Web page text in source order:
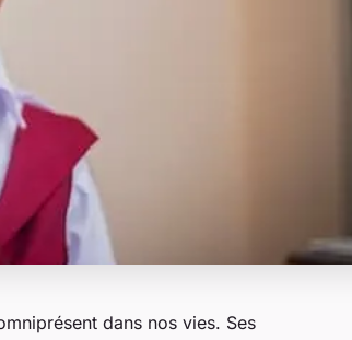
dans nos vies. Ses